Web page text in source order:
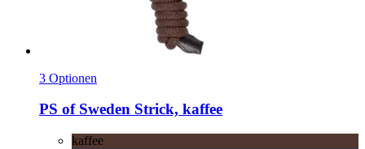
3 Optionen
PS of Sweden Strick, kaffee
kaffee